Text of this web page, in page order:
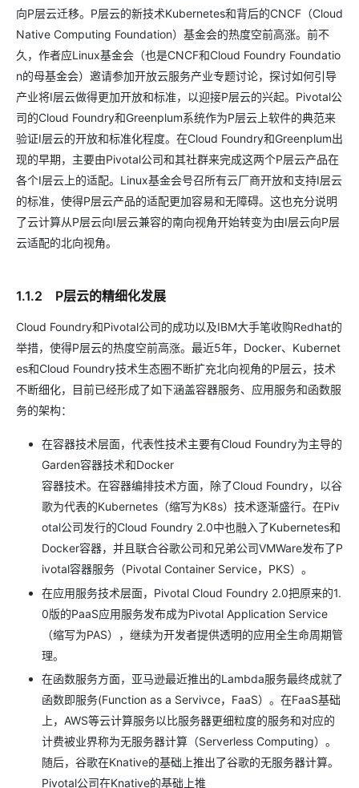
向P层云迁移。P层云的新技术Kubernetes和背后的CNCF（Cloud
Native Computing Foundation）基金会的热度空前高涨。前不
久，作者应Linux基金会（也是CNCF和Cloud Foundry Foundatio
n的母基金会）邀请参加开放云服务产业专题讨论，探讨如何引导
产业将I层云做得更加开放和标准，以迎接P层云的兴起。Pivotal公
司的Cloud Foundry和Greenplum系统作为P层云上软件的典范来
验证I层云的开放和标准化程度。在Cloud Foundry和Greenplum出
现的早期，主要由Pivotal公司和其社群来完成这两个P层云产品在
各个I层云上的适配。Linux基金会号召所有云厂商开放和支持I层云
的标准，使得P层云产品的适配更加容易和无障碍。这也充分说明
了云计算从P层云向I层云兼容的南向视角开始转变为由I层云向P层
云适配的北向视角。
1.1.2 P层云的精细化发展
Cloud Foundry和Pivotal公司的成功以及IBM大手笔收购Redhat的
举措，使得P层云的热度空前高涨。最近5年，Docker、Kubernet
es和Cloud Foundry技术生态圈不断扩充北向视角的P层云，技术
不断细化，目前已经形成了如下涵盖容器服务、应用服务和函数服
务的架构：
在容器技术层面，代表性技术主要有Cloud Foundry为主导的
Garden容器技术和Docker
容器技术。在容器编排技术方面，除了Cloud Foundry，以谷
歌为代表的Kubernetes（缩写为K8s）技术逐渐盛行。在Piv
otal公司发行的Cloud Foundry 2.0中也融入了Kubernetes和
Docker容器，并且联合谷歌公司和兄弟公司VMWare发布了P
ivotal容器服务（Pivotal Container Service，PKS）。
在应用服务技术层面，Pivotal Cloud Foundry 2.0把原来的1.
0版的PaaS应用服务发布成为Pivotal Application Service
（缩写为PAS），继续为开发者提供透明的应用全生命周期管
理。
在函数服务方面，亚马逊最近推出的Lambda服务最终成就了
函数即服务(Function as a Servivce，FaaS）。在FaaS基础
上，AWS等云计算服务以比服务器更细粒度的服务和对应的
计费被业界称为无服务器计算（Serverless Computing）。
随后，谷歌在Knative的基础上推出了谷歌的无服务器计算。
Pivotal公司在Knative的基础上推